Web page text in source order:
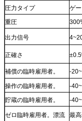
圧力タイプ
ゲ
重圧
出力信号
正確さ
補償の臨時雇用者。 -
操作の臨時雇用者。
-
貯蔵の臨時雇用者。
-
ゼロ臨時雇用者。漂流 最